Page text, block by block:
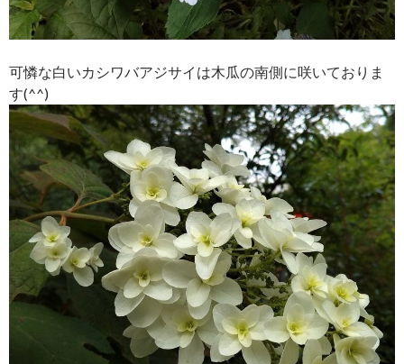
可憐な白いカシワバアジサイは木瓜の南側に咲いておりま
す(^^)